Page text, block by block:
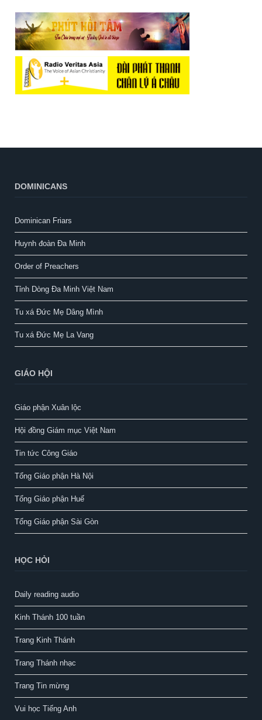
DOMINICANS
Dominican Friars
Huynh đoàn Đa Minh
Order of Preachers
Tỉnh Dòng Đa Minh Việt Nam
Tu xá Đức Mẹ Dâng Mình
Tu xá Đức Mẹ La Vang
GIÁO HỘI
Giáo phận Xuân lộc
Hội đồng Giám mục Việt Nam
Tin tức Công Giáo
Tổng Giáo phận Hà Nội
Tổng Giáo phận Huế
Tổng Giáo phận Sài Gòn
HỌC HỎI
Daily reading audio
Kinh Thánh 100 tuần
Trang Kinh Thánh
Trang Thánh nhạc
Trang Tin mừng
Vui học Tiếng Anh